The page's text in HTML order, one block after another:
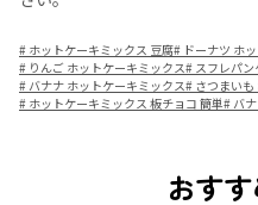
# ホットケーキミックス 豆腐# ドーナツ ホ
# りんご ホットケーキミックス# スフレパ
# バナナ ホットケーキミックス# さつまい
# ホットケーキミックス 板チョコ 簡単# バ
おす